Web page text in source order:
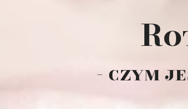
- czym